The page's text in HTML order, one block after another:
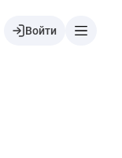
Войти